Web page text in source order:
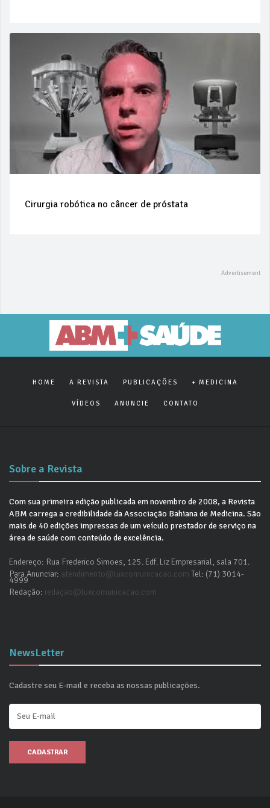
Cirurgia robótica no câncer de próstata
HOME A REVISTA PUBLICAÇÕES + MEDICINA
VÍDEOS ANUNCIE CONTATO
Sobre a Revista
Com sua primeira edição publicada em novembro de 2008, a Revista
ABM carrega a credibilidade da Associação Bahiana de Medicina. São
mais de 40 edições impressas de um veículo prestador de serviço na
área de saúde com conteúdo de excelência.
Endereço: Rua Frederico Simoes, 125. Edf. Liz Empresarial, sala 701.
Para Anunciar: atendimento@luxcomunicacao.com Tel: (71) 3014-
4999
Redação: redaçao@luxcomunicacao.com
NewsLetter
Cadastre seu E-mail e receba as nossas publicações.
CADASTRAR